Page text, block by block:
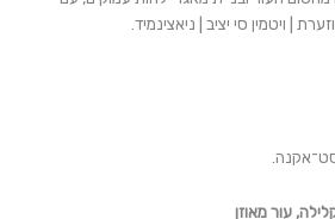
| ויטמין סי יציב | ניאצינמיד.